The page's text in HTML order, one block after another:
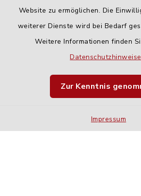
Website zu ermöglichen. Die
weiterer Dienste wird bei Bedarf
Weitere Informationen finden
Zur Kenntnis
Impressum
Barrierefreiheit
Impressum
Sitemap